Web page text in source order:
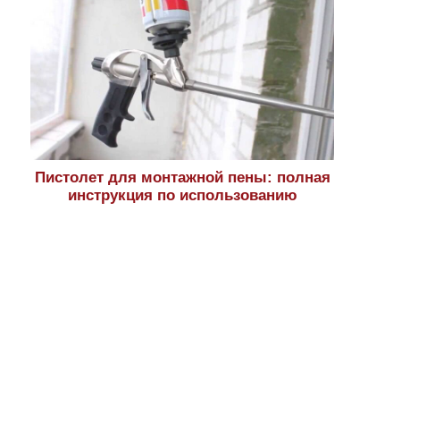
Пистолет для монтажной пены: полная
инструкция по использованию